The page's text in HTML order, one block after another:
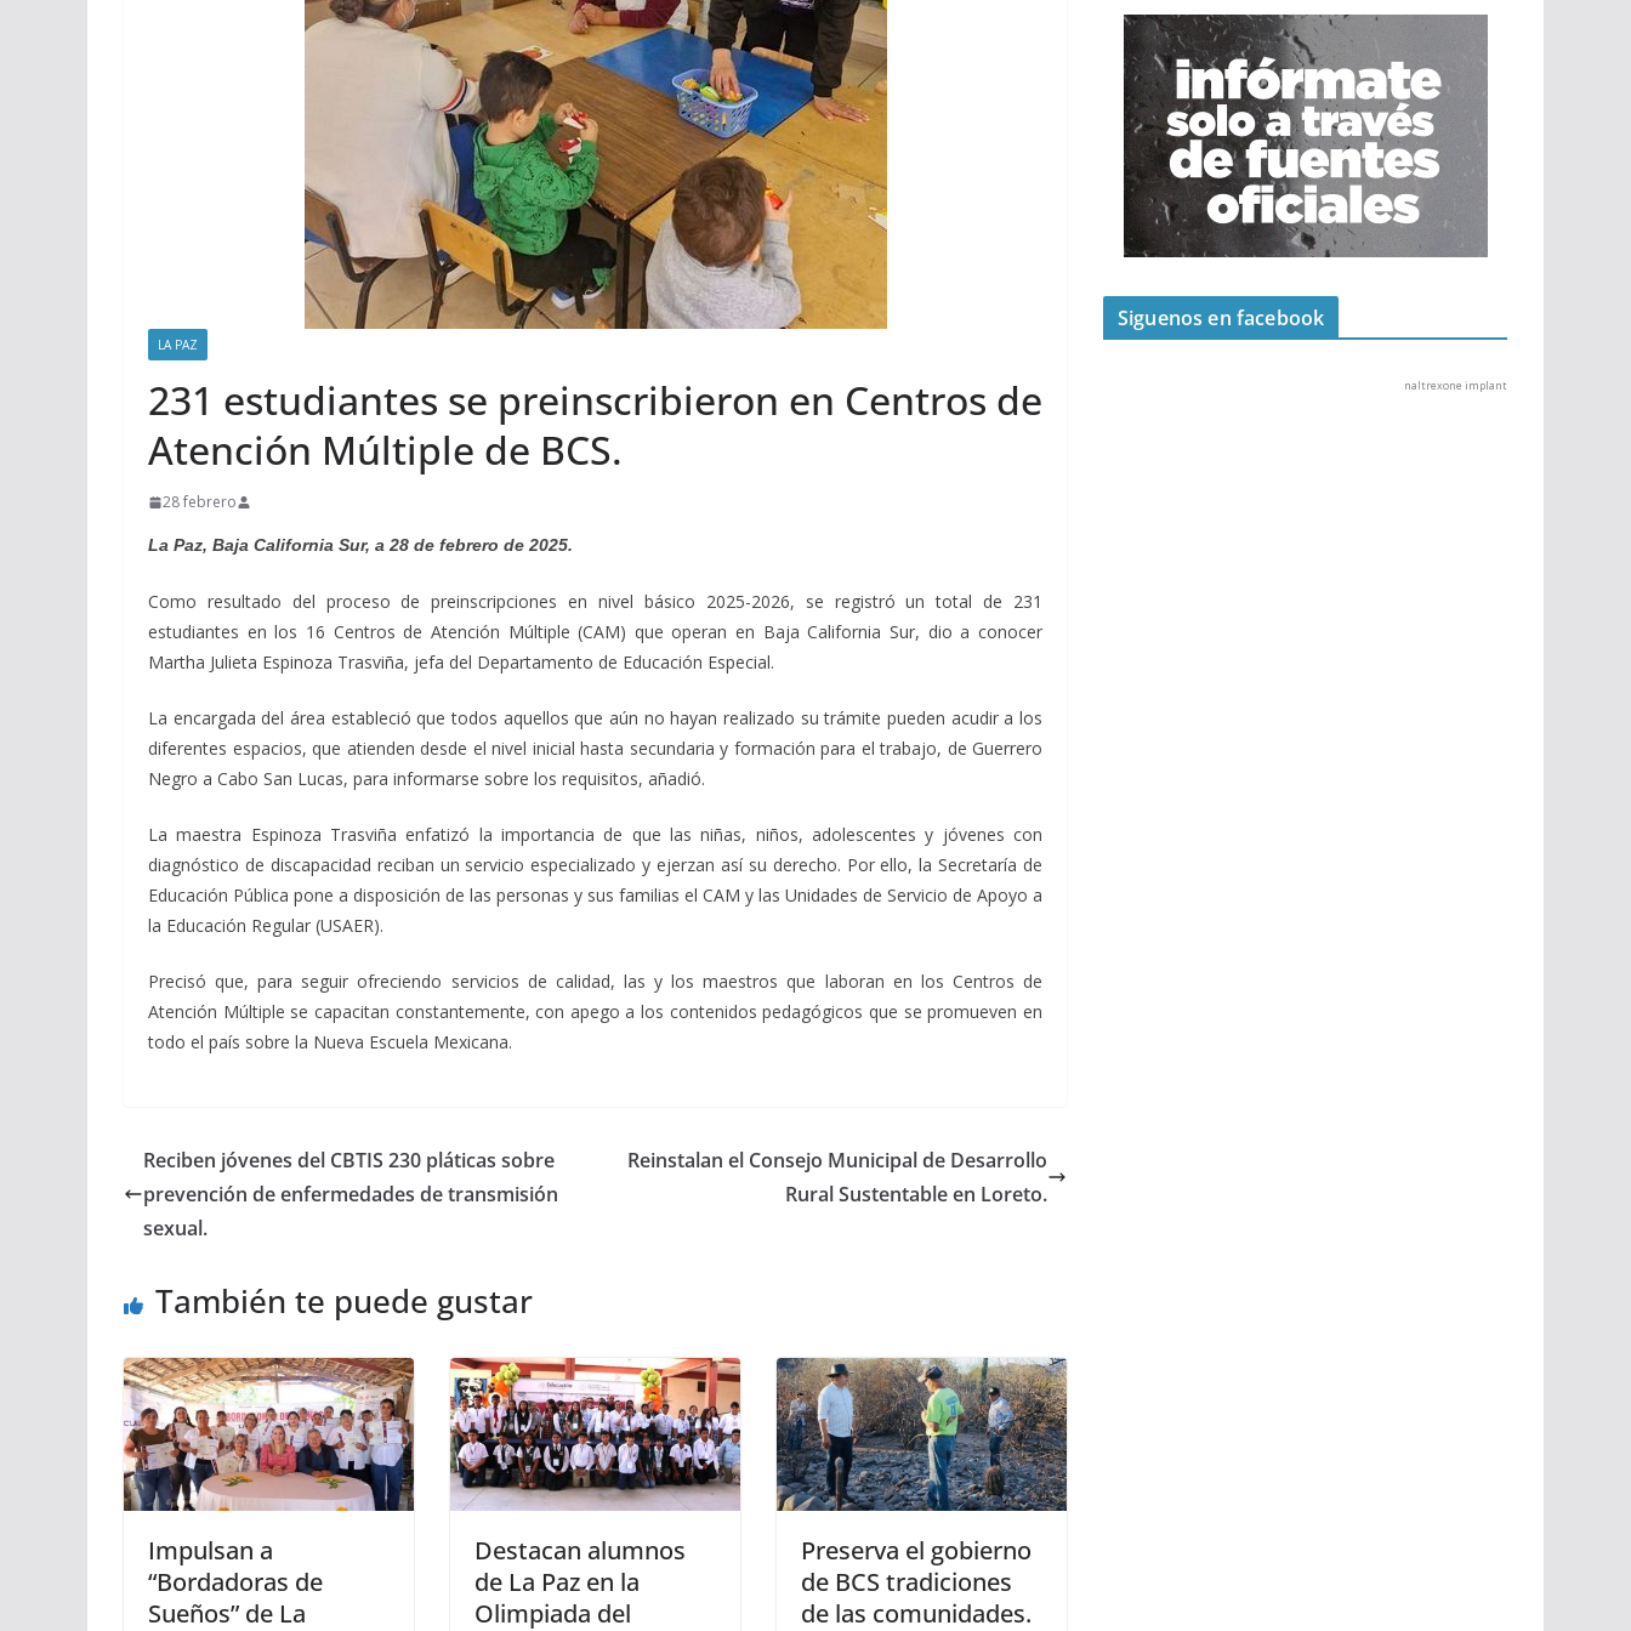
LA PAZ
231 estudiantes se preinscribieron en Centros de
Atención Múltiple de BCS.
28 febrero
La Paz, Baja California Sur, a 28 de febrero de 2025.
Como resultado del proceso de preinscripciones en nivel básico 2025-2026, se registró un total de 231
estudiantes en los 16 Centros de Atención Múltiple (CAM) que operan en Baja California Sur, dio a conocer
Martha Julieta Espinoza Trasviña, jefa del Departamento de Educación Especial.
La encargada del área estableció que todos aquellos que aún no hayan realizado su trámite pueden acudir a los
diferentes espacios, que atienden desde el nivel inicial hasta secundaria y formación para el trabajo, de Guerrero
Negro a Cabo San Lucas, para informarse sobre los requisitos, añadió.
La maestra Espinoza Trasviña enfatizó la importancia de que las niñas, niños, adolescentes y jóvenes con
diagnóstico de discapacidad reciban un servicio especializado y ejerzan así su derecho. Por ello, la Secretaría de
Educación Pública pone a disposición de las personas y sus familias el CAM y las Unidades de Servicio de Apoyo a
la Educación Regular (USAER).
Precisó que, para seguir ofreciendo servicios de calidad, las y los maestros que laboran en los Centros de
Atención Múltiple se capacitan constantemente, con apego a los contenidos pedagógicos que se promueven en
todo el país sobre la Nueva Escuela Mexicana.
Reciben jóvenes del CBTIS 230 pláticas sobre
prevención de enfermedades de transmisión
sexual.
Reinstalan el Consejo Municipal de Desarrollo
Rural Sustentable en Loreto.
También te puede gustar
Impulsan a
“Bordadoras de
Sueños” de La
Destacan alumnos
de La Paz en la
Olimpiada del
Preserva el gobierno
de BCS tradiciones
de las comunidades.
Siguenos en facebook
naltrexone implant